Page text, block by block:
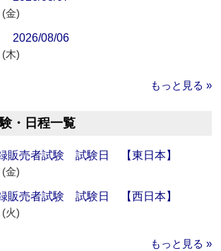
金)
2026/08/06
木)
もっと見る »
・日程一覧
販売者試験 試験日 【東日本】
金)
販売者試験 試験日 【西日本】
火)
もっと見る »